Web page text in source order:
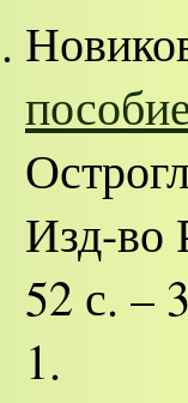
Изд-во
52 с. –
1.